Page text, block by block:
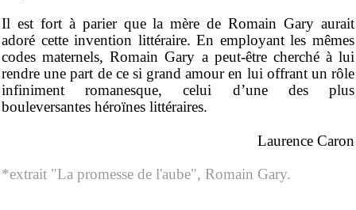
Il est fort à parier que la mère de Romain Gary aurait
adoré cette invention littéraire. En employant les mêmes
codes maternels, Romain Gary a peut-être cherché à lui
rendre une part de ce si grand amour en lui offrant un rôle
infiniment romanesque, celui d’une des plus
bouleversantes héroïnes littéraires.
Laurence Caron
*extrait "La promesse de l'aube", Romain Gary.